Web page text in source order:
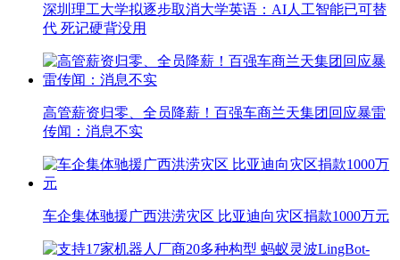
深圳理工大学拟逐步取消大学英语：AI人工智能已可替
代 死记硬背没用
高管薪资归零、全员降薪！百强车商兰天集团回应暴雷
传闻：消息不实
车企集体驰援广西洪涝灾区 比亚迪向灾区捐款1000万元